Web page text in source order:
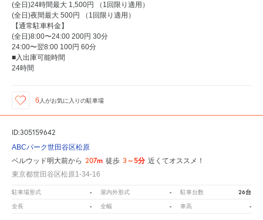
(全日)24時間最大 1,500円 （1回限り適用）
(全日)夜間最大 500円 （1回限り適用）
【通常駐車料金】
(全日)8:00〜24:00 200円 30分
24:00〜翌8:00 100円 60分
■入出庫可能時間
24時間
6 人がお気に入りの駐車場
ID:305159642
ABCパーク世田谷区松原
ベルウッド明大前から 207m 徒歩 3～5分 近くてオススメ！
東京都世田谷区松原1-34-16
駐車場形式 - 屋内外形式 - 駐車台数 26台
全長 - 全幅 - 車高 -